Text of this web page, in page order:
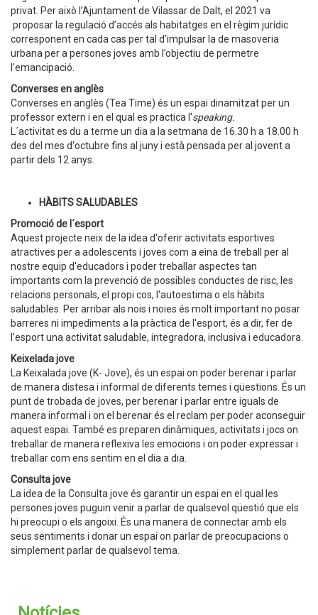
privat. Per això l’Ajuntament de Vilassar de Dalt, el 2021 va
proposar la regulació d’accés als habitatges en el règim jurídic
corresponent en cada cas per tal d’impulsar la de masoveria
urbana per a persones joves amb l’objectiu de permetre
l’emancipació.
Converses en anglès
Converses en anglès (Tea Time) és un espai dinamitzat per un
professor extern i en el qual es practica l'speaking.
L´activitat es du a terme un dia a la setmana de 16.30 h a 18.00 h
des del mes d'octubre fins al juny i està pensada per al jovent a
partir dels 12 anys.
HÀBITS SALUDABLES
Promoció de l´esport
Aquest projecte neix de la idea d'oferir activitats esportives
atractives per a adolescents i joves com a eina de treball per al
nostre equip d'educadors i poder treballar aspectes tan
importants com la prevenció de possibles conductes de risc, les
relacions personals, el propi cos, l'autoestima o els hàbits
saludables. Per arribar als nois i noies és molt important no posar
barreres ni impediments a la pràctica de l'esport, és a dir, fer de
l’esport una activitat saludable, integradora, inclusiva i educadora.
Keixelada jove
La Keixalada jove (K- Jove), és un espai on poder berenar i parlar
de manera distesa i informal de diferents temes i qüestions. És un
punt de trobada de joves, per berenar i parlar entre iguals de
manera informal i on el berenar és el reclam per poder aconseguir
aquest espai. També es preparen dinàmiques, activitats i jocs on
treballar de manera reflexiva les emocions i on poder expressar i
treballar com ens sentim en el dia a dia.
Consulta jove
La idea de la Consulta jove és garantir un espai en el qual les
persones joves puguin venir a parlar de qualsevol qüestió que els
hi preocupi o els angoixi. És una manera de connectar amb els
seus sentiments i donar un espai on parlar de preocupacions o
simplement parlar de qualsevol tema.